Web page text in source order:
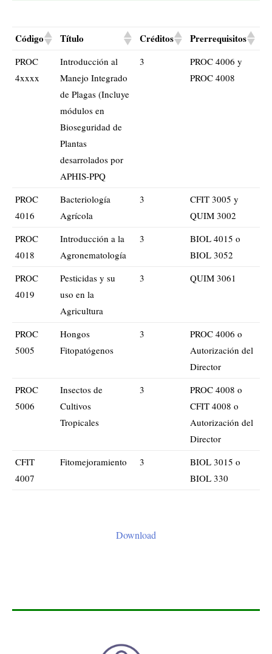
Código Título Créditos Prerrequisitos
PROC
4xxxx
Introducción al
Manejo Integrado
de Plagas (Incluye
módulos en
Bioseguridad de
Plantas
desarrolados por
APHIS-PPQ
3
PROC 4006 y
PROC 4008
PROC
4016
Bacteriología
Agrícola
3
CFIT 3005 y
QUIM 3002
PROC
4018
Introducción a la
Agronematología
3
BIOL 4015 o
BIOL 3052
PROC
4019
Pesticidas y su
uso en la
Agricultura
3 QUIM 3061
PROC
5005
Hongos
Fitopatógenos
3
PROC 4006 o
Autorización del
Director
PROC
5006
Insectos de
Cultivos
Tropicales
3
PROC 4008 o
CFIT 4008 o
Autorización del
Director
CFIT
4007
Fitomejoramiento 3
BIOL 3015 o
BIOL 330
Download